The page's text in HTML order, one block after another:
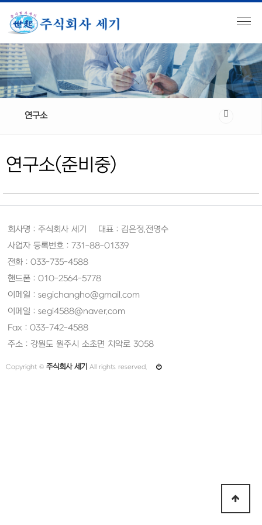
연구소
연구소(준비중)
회사명 : 주식회사 세기 대표 : 김은정,전영수
사업자 등록번호 : 731-88-01339
전화 : 033-735-4588
핸드폰 : 010-2564-5778
이메일 : segichangho@gmail.com
이메일 : segi4588@naver.com
Fax : 033-742-4588
주소 : 강원도 원주시 소초면 치악로 3058
Copyright © 주식회사 세기 All rights reserved.